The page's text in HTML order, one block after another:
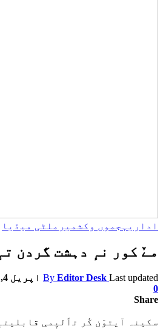
اداریہ جموں وکشمیر ملٹی میڈیا
مےٚ کور نہٕ دہشت گردن
By Editor Desk Last updated
اپریل 4, 2026
0
Share
سکینہ آیتوَن کٔر تٲلیٖمی